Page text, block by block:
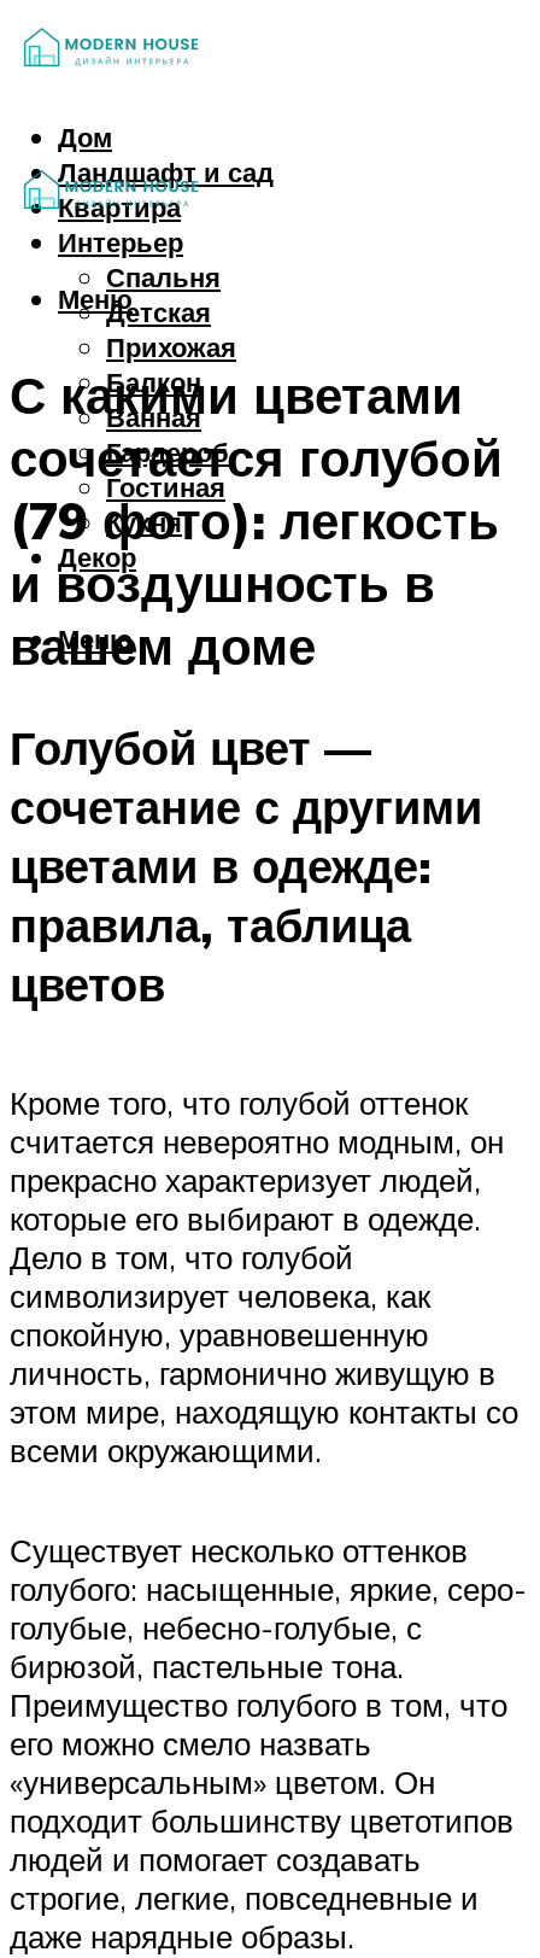
Дом
Ландшафт и сад
Квартира
Интерьер
Спальня
Детская
Прихожая
Балкон
Ванная
Гардероб
Гостиная
Кухня
Декор
Меню
Меню
С какими цветами
сочетается голубой
(79 фото): легкость
и воздушность в
вашем доме
Голубой цвет —
сочетание с другими
цветами в одежде:
правила, таблица
цветов
Кроме того, что голубой оттенок
считается невероятно модным, он
прекрасно характеризует людей,
которые его выбирают в одежде.
Дело в том, что голубой
символизирует человека, как
спокойную, уравновешенную
личность, гармонично живущую в
этом мире, находящую контакты со
всеми окружающими.
Существует несколько оттенков
голубого: насыщенные, яркие, серо-
голубые, небесно-голубые, с
бирюзой, пастельные тона.
Преимущество голубого в том, что
его можно смело назвать
«универсальным» цветом. Он
подходит большинству цветотипов
людей и помогает создавать
строгие, легкие, повседневные и
даже нарядные образы.